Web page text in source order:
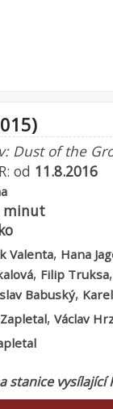
Dust of the
od 11.8.2016
minut
Valenta, Hana
, Filip Truksa
Babuský,
, Václav
stanice vysílající